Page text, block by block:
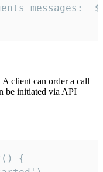
client can order a call
be initiated via API
{